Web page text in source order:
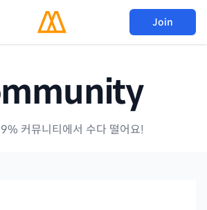
Join
커뮤니티에서 수다 떨어요!